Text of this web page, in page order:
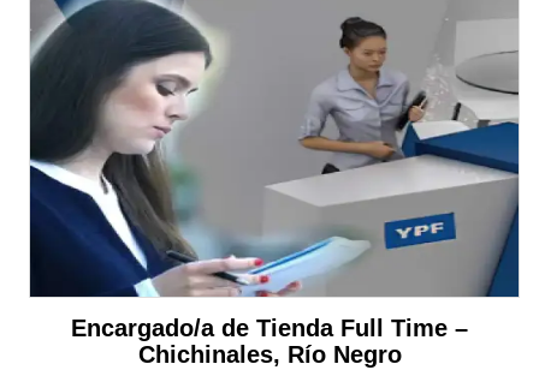
Encargado/a de Tienda Full Time –
Chichinales, Río Negro